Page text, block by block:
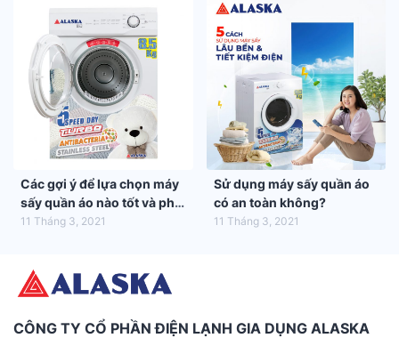
Các gợi ý để lựa chọn máy
sấy quần áo nào tốt và phù
hợp nhất với gia đình bạn
11 Tháng 3, 2021
Sử dụng máy sấy quần áo
có an toàn không?
11 Tháng 3, 2021
CÔNG TY CỔ PHẦN ĐIỆN LẠNH GIA DỤNG ALASKA